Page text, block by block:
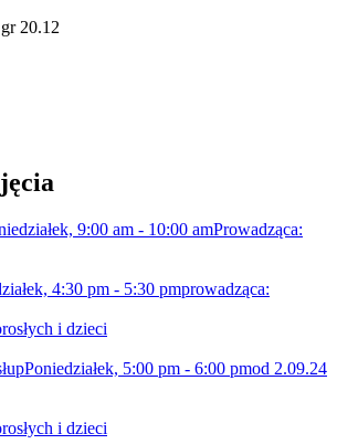
20.12
9:00 am - 10:00 amProwadząca:
4:30 pm - 5:30 pmprowadząca:
i dzieci
Poniedziałek, 5:00 pm - 6:00 pmod 2.09.24
i dzieci